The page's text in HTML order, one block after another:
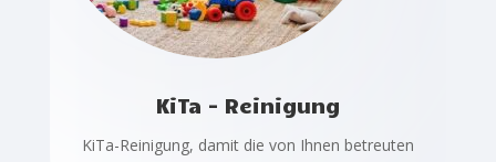
KiTa - Reinigung
KiTa-Reinigung, damit die von Ihnen betreuten